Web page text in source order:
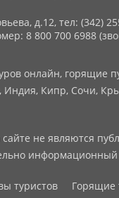
д.12, тел: (342)
8 800 700 6988
онлайн, горящие
Индия, Кипр, Сочи,
не являются
информационный
туристов
Горящие